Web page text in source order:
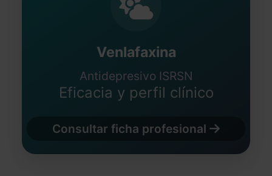
Venlafaxina
Antidepresivo ISRSN
Eficacia y perfil clínico
Consultar ficha profesional